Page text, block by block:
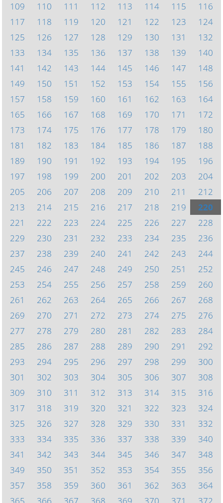
109
110 111 112 113 114 115
116
117
118 119 120 121 122 123
124
125
126 127 128 129 130 131
132
133
134 135 136 137 138 139
140
141
142 143 144 145 146 147
148
149
150 151 152 153 154 155
156
157
158 159 160 161 162 163
164
165
166 167 168 169 170 171
172
173
174 175 176 177 178 179
180
181
182 183 184 185 186 187
188
189
190 191 192 193 194 195
196
197
198 199 200 201 202 203
204
205
206 207 208 209 210 211
212
213
214 215 216 217 218 219
220
221
222 223 224 225 226 227
228
229
230 231 232 233 234 235
236
237
238 239 240 241 242 243
244
245
246 247 248 249 250 251
252
253
254 255 256 257 258 259
260
261
262 263 264 265 266 267
268
269
270 271 272 273 274 275
276
277
278 279 280 281 282 283
284
285
286 287 288 289 290 291
292
293
294 295 296 297 298 299
300
301
302 303 304 305 306 307
308
309
310 311 312 313 314 315
316
317
318 319 320 321 322 323
324
325
326 327 328 329 330 331
332
333
334 335 336 337 338 339
340
341
342 343 344 345 346 347
348
349
350 351 352 353 354 355
356
357
358 359 360 361 362 363
364